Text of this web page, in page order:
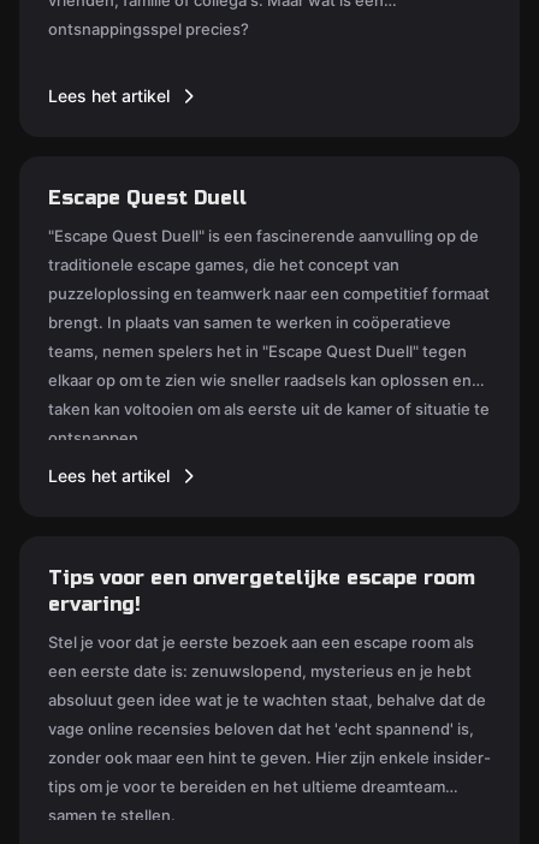
ontsnappingsspel precies?
Lees het artikel
Escape Quest Duell
"Escape Quest Duell" is een fascinerende aanvulling op de
traditionele escape games, die het concept van
puzzeloplossing en teamwerk naar een competitief formaat
brengt. In plaats van samen te werken in coöperatieve
teams, nemen spelers het in "Escape Quest Duell" tegen
elkaar op om te zien wie sneller raadsels kan oplossen en
taken kan voltooien om als eerste uit de kamer of situatie te
ontsnappen.
Lees het artikel
Tips voor een onvergetelijke escape room
ervaring!
Stel je voor dat je eerste bezoek aan een escape room als
een eerste date is: zenuwslopend, mysterieus en je hebt
absoluut geen idee wat je te wachten staat, behalve dat de
vage online recensies beloven dat het 'echt spannend' is,
zonder ook maar een hint te geven. Hier zijn enkele insider-
tips om je voor te bereiden en het ultieme dreamteam
samen te stellen.